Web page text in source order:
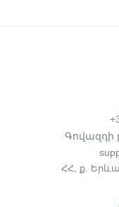
Գովազդի
ՀՀ, ք.